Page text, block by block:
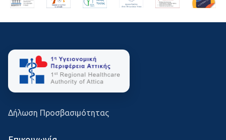
Δήλωση Προσβασιμότητας